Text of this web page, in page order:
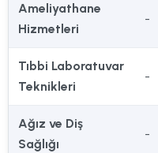
Ameliyathane
Hizmetleri
-
Tıbbi Laboratuvar
Teknikleri
-
Ağız ve Diş
Sağlığı
-